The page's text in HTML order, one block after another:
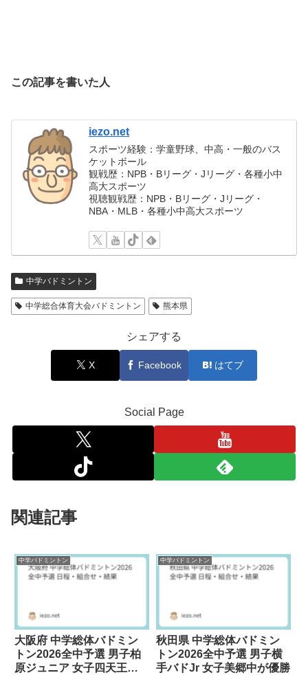
この記事を書いた人
iezo.net
スポーツ経験：学童野球、中高・一般のバス
ケットボール
観戦歴：NPB・Bリーグ・Jリーグ・各種小中
高大スポーツ
視聴観戦歴：NPB・Bリーグ・Jリーグ・
NBA・MLB・各種小中高大スポーツ
中学バドミントン
中学総合体育大会バドミントン 熊本県
シェアする
X Facebook はてブ
Social Page
関連記事
中学バドミントン
大阪府 中学総体バドミン
トン2026全中予選 男子柏
原ジュニア 女子四天王寺
中学バドミントン
秋田県 中学総体バドミン
トン2026全中予選 男子横
手バドJr 女子美郷中が優勝